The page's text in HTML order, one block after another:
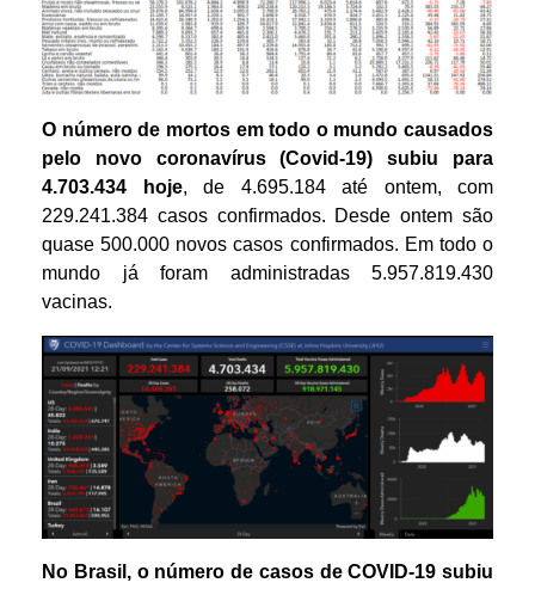
O número de mortos em todo o mundo causados
pelo novo coronavírus (Covid-19) subiu para
4.703.434 hoje, de 4.695.184 até ontem, com
229.241.384 casos confirmados. Desde ontem são
quase 500.000 novos casos confirmados. Em todo o
mundo já foram administradas 5.957.819.430
vacinas.
No Brasil, o número de casos de COVID-19 subiu